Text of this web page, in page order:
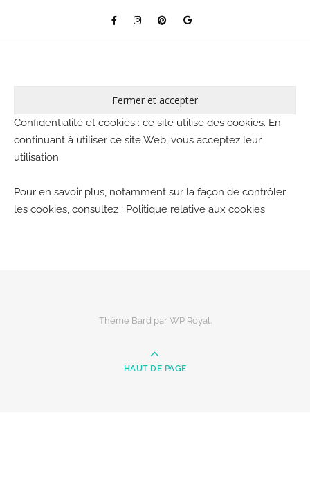
Confidentialité et cookies : ce site utilise des cookies. En
continuant à utiliser ce site Web, vous acceptez leur
utilisation.
Pour en savoir plus, notamment sur la façon de contrôler
les cookies, consultez : Politique relative aux cookies
Thème Bard par WP Royal
HAUT DE PAGE